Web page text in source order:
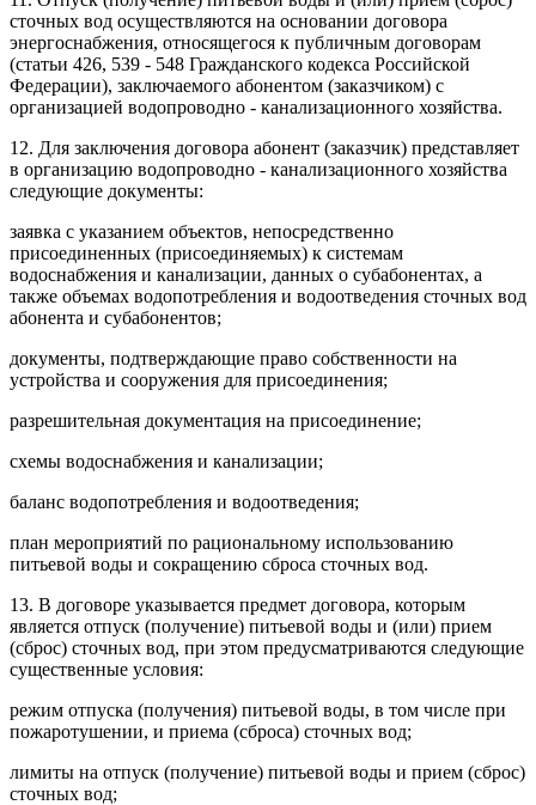
сточных вод осуществляются на основании договора
энергоснабжения, относящегося к публичным договорам
(статьи 426, 539 - 548 Гражданского кодекса Российской
Федерации), заключаемого абонентом (заказчиком) с
организацией водопроводно - канализационного хозяйства.
12. Для заключения договора абонент (заказчик) представляет
в организацию водопроводно - канализационного хозяйства
следующие документы:
заявка с указанием объектов, непосредственно
присоединенных (присоединяемых) к системам
водоснабжения и канализации, данных о субабонентах, а
также объемах водопотребления и водоотведения сточных вод
абонента и субабонентов;
документы, подтверждающие право собственности на
устройства и сооружения для присоединения;
разрешительная документация на присоединение;
схемы водоснабжения и канализации;
баланс водопотребления и водоотведения;
план мероприятий по рациональному использованию
питьевой воды и сокращению сброса сточных вод.
13. В договоре указывается предмет договора, которым
является отпуск (получение) питьевой воды и (или) прием
(сброс) сточных вод, при этом предусматриваются следующие
существенные условия:
режим отпуска (получения) питьевой воды, в том числе при
пожаротушении, и приема (сброса) сточных вод;
лимиты на отпуск (получение) питьевой воды и прием (сброс)
сточных вод;